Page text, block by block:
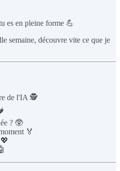
es en pleine forme 💪
semaine, découvre vite ce que je
de l'IA 🕵️
? 🥸
🏅